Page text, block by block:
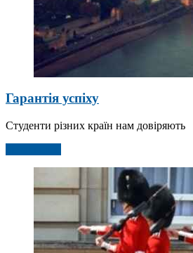
Гарантія успіху
Студенти різних країн нам довіряють